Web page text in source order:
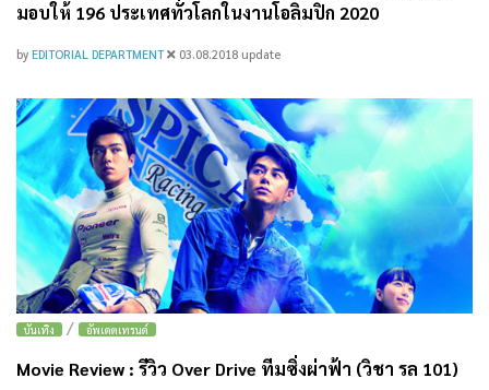
มอบให้ 196 ประเทศทั่วโลกในงานโอลิมปิก 2020
by EDITORIAL DEPARTMENT 03.08.2018 update
บันเทิง / อัพเดตเทรนด์
Movie Review : รีวิว Over Drive ทีมซิ่งผ่าฟ้า (วิชา รล 101)